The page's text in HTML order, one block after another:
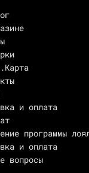
и оплата
программы
и оплата
вопросы